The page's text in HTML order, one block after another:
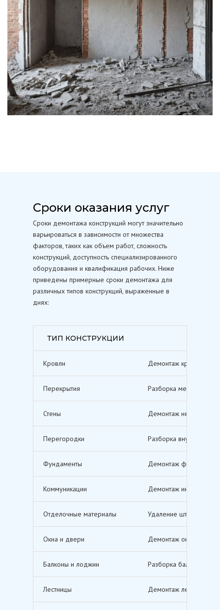
Сроки оказания услуг
Сроки демонтажа конструкций могут значительно
варьироваться в зависимости от множества
факторов, таких как объем работ, сложность
конструкций, доступность специализированного
оборудования и квалификация рабочих. Ниже
приведены примерные сроки демонтажа для
различных типов конструкций, выраженные в
днях:
ТИП КОНСТРУКЦИИ
Кровли Демонтаж кровельных
Перекрытия Разборка межэтажных
Стены Демонтаж несущих и
Перегородки Разборка внутренних
Фундаменты Демонтаж
Коммуникации Демонтаж инженерных
Отделочные материалы Удаление штукатурки,
Окна и двери Демонтаж оконных и
Балконы и лоджии Разборка балконов и
Лестницы Демонтаж лестничных